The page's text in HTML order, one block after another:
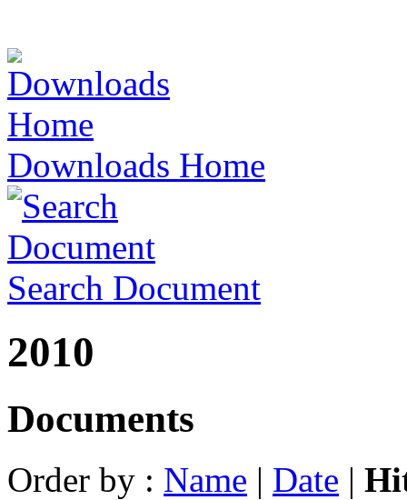
Downloads Home
Search Document
2010
Documents
Order by : Name | Date |